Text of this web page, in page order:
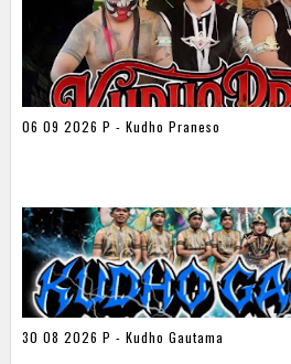
06 09 2026 P - Kudho Praneso
30 08 2026 P - Kudho Gautama